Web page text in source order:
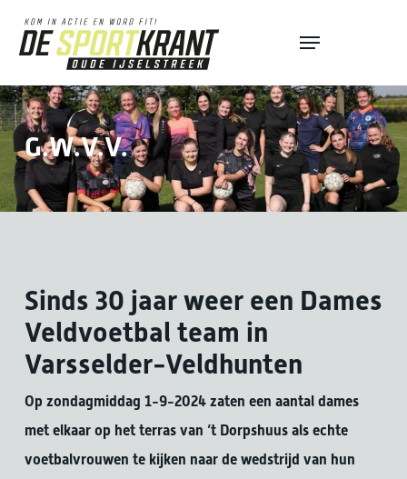
content
G.W.V.V.
Sinds 30 jaar weer een Dames
Veldvoetbal team in
Varsselder-Veldhunten
Op zondagmiddag 1-9-2024 zaten een aantal dames
met elkaar op het terras van ’t Dorpshuus als echte
voetbalvrouwen te kijken naar de wedstrijd van hun
Menu